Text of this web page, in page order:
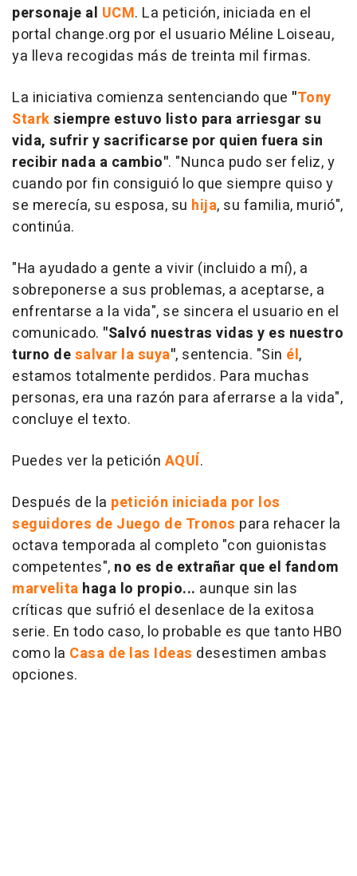
personaje al UCM. La petición, iniciada en el
portal change.org por el usuario Méline Loiseau,
ya lleva recogidas más de treinta mil firmas.
La iniciativa comienza sentenciando que "Tony
Starksiempre estuvo listo para arriesgar su
vida, sufrir y sacrificarse por quien fuera sin
recibir nada a cambio". "Nunca pudo ser feliz, y
cuando por fin consiguió lo que siempre quiso y
se merecía, su esposa, su hija, su familia, murió",
continúa.
"Ha ayudado a gente a vivir (incluido a mí), a
sobreponerse a sus problemas, a aceptarse, a
enfrentarse a la vida", se sincera el usuario en el
comunicado. "Salvó nuestras vidas y es nuestro
turno desalvar la suya", sentencia. "Sin él,
estamos totalmente perdidos. Para muchas
personas, era una razón para aferrarse a la vida",
concluye el texto.
Puedes ver la petición AQUÍ.
Después de la petición iniciada por los
seguidores de Juego de Tronos para rehacer la
octava temporada al completo "con guionistas
competentes", no es de extrañar que el fandom
marvelita haga lo propio... aunque sin las
críticas que sufrió el desenlace de la exitosa
serie. En todo caso, lo probable es que tanto HBO
como la Casa de las Ideas desestimen ambas
opciones.